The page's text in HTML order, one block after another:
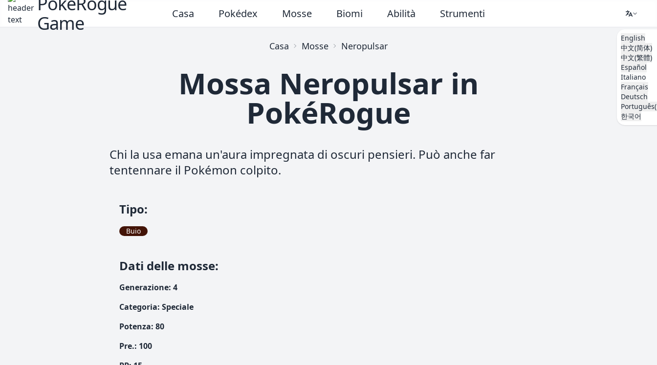
Game
Casa Pokédex Mosse Biomi Abilità Strumenti
English
中文(简体)
中文(繁體)
Español
Italiano
Français
Deutsch
한국어
Casa Mosse Neropulsar
Mossa Neropulsar in
PokéRogue
Chi la usa emana un'aura impregnata di oscuri pensieri. Può anche far
tentennare il Pokémon colpito.
Tipo:
Buio
Dati delle mosse:
Generazione: 4
Categoria: Speciale
Potenza: 80
Pre.: 100